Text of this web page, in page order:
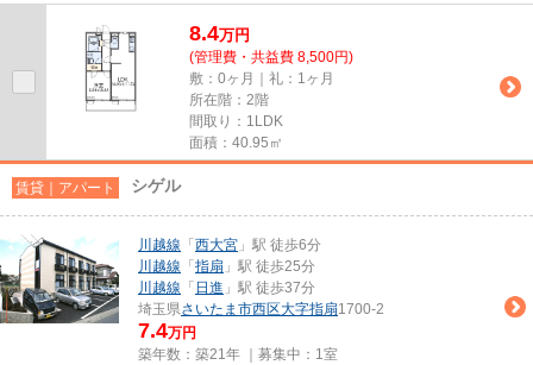
8.4万円
(管理費・共益費 8,500円)
敷：0ヶ月｜礼：1ヶ月
所在階：2階
間取り：1LDK
面積：40.95㎡
賃貸｜アパート シゲル
川越線 「 西大宮 」駅 徒歩6分
川越線 「 指扇 」駅 徒歩25分
川越線 「 日進 」駅 徒歩37分
埼玉県さいたま市西区大字指扇1700-2
7.4万円
築年数：築21年 ｜募集中： 1室